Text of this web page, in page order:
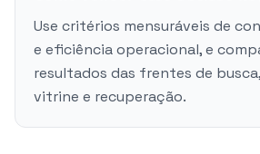
Use critérios mensuráveis de
e eficiência operacional, e
resultados das frentes de
vitrine e recuperação.